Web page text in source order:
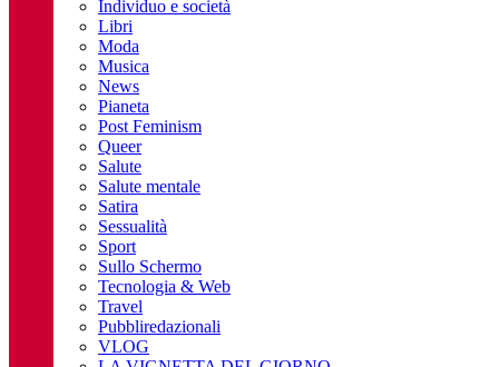
Individuo e società
Libri
Moda
Musica
News
Pianeta
Post Feminism
Queer
Salute
Salute mentale
Satira
Sessualità
Sport
Sullo Schermo
Tecnologia & Web
Travel
Pubbliredazionali
VLOG